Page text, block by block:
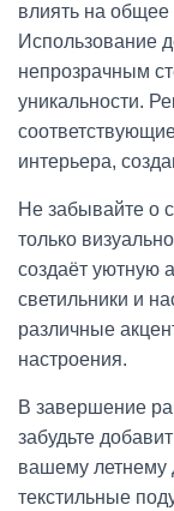
влиять на общее
Использование
непрозрачным
уникальности.
интерьера,
Не забывайте о
только
создаёт уютную
светильники и
различные
настроения.
В завершение
забудьте
вашему летнему
текстильные